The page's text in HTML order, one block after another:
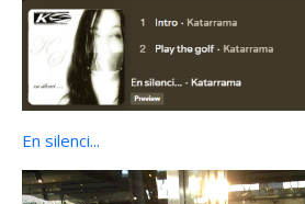
En silenci...